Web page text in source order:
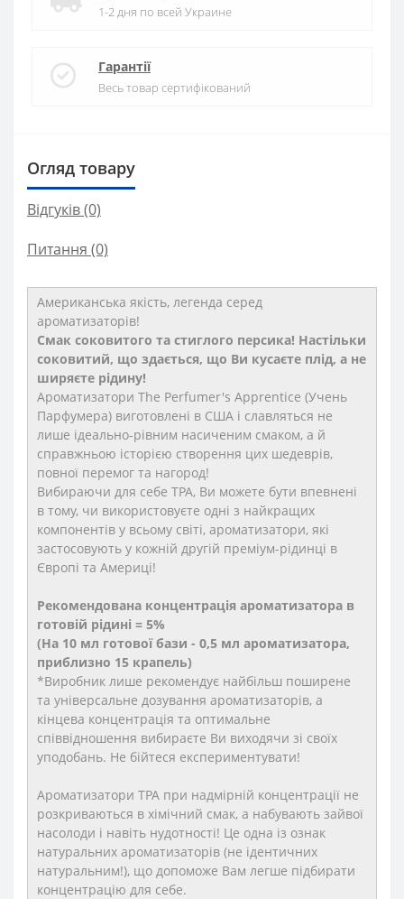
1-2 дня по всей Украине
Гарантії
Весь товар сертифікований
Огляд товару
Відгуків (0)
Питання (0)
Американська якість, легенда серед
ароматизаторів!
Смак соковитого та стиглого персика! Настільки
соковитий, що здається, що Ви кусаєте плід, а не
ширяєте рідину!
Ароматизатори The Perfumer's Apprentice (Учень
Парфумера) виготовлені в США і славляться не
лише ідеально-рівним насиченим смаком, а й
справжньою історією створення цих шедеврів,
повної перемог та нагород!
Вибираючи для себе TPA, Ви можете бути впевнені
в тому, чи використовуєте одні з найкращих
компонентів у всьому світі, ароматизатори, які
застосовують у кожній другій преміум-рідинці в
Європі та Америці!
Рекомендована концентрація ароматизатора в
готовій рідині = 5%
(На 10 мл готової бази - 0,5 мл ароматизатора,
приблизно 15 крапель)
*Виробник лише рекомендує найбільш поширене
та універсальне дозування ароматизаторів, а
кінцева концентрація та оптимальне
співвідношення вибираєте Ви виходячи зі своїх
уподобань. Не бійтеся експериментувати!
Ароматизатори TPA при надмірній концентрації не
розкриваються в хімічний смак, а набувають зайвої
насолоди і навіть нудотності! Це одна із ознак
натуральних ароматизаторів (не ідентичних
натуральним!), що допоможе Вам легше підбирати
концентрацію для себе.